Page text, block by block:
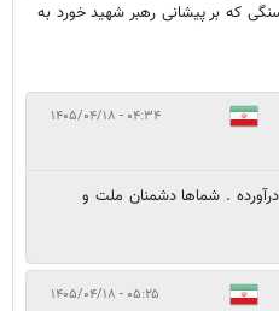
که بر پیشانی رهبر شهید خورد به
۰۴:۳۴ - ۱۴۰۵/۰۴/۱۸
. شماها دشمنان ملت و
۰۵:۲۵ - ۱۴۰۵/۰۴/۱۸